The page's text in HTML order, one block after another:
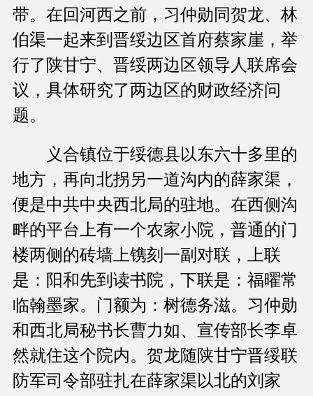
带。在回河西之前，习仲勋同贺龙、林
伯渠一起来到晋绥边区首府蔡家崖，举
行了陕甘宁、晋绥两边区领导人联席会
议，具体研究了两边区的财政经济问
题。
义合镇位于绥德县以东六十多里的
地方，再向北拐另一道沟内的薛家渠，
便是中共中央西北局的驻地。在西侧沟
畔的平台上有一个农家小院，普通的门
楼两侧的砖墙上镌刻一副对联，上联
是：阳和先到读书院，下联是：福曜常
临翰墨家。门额为：树德务滋。习仲勋
和西北局秘书长曹力如、宣传部长李卓
然就住这个院内。贺龙随陕甘宁晋绥联
防军司令部驻扎在薛家渠以北的刘家